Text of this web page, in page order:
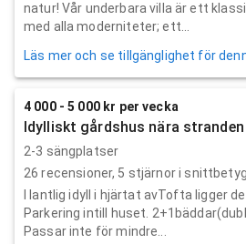
natur! Vår underbara villa är ett
med alla moderniteter; ett...
Läs mer och se tillgänglighet för
4 000 - 5 000 kr per vecka
Idylliskt gårdshus nära
2-3 sängplatser
26 recensioner, 5 stjärnor i snittbetyg
I lantlig idyll i hjärtat avTofta ligger
Parkering intill huset.
Passar inte för mindre...